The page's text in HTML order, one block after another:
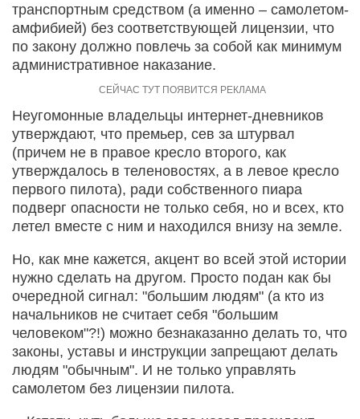
транспортным средством (а именно – самолетом-
амфибией) без соответствующей лицензии, что
по закону должно повлечь за собой как минимум
административное наказание.
Неугомонные владельцы интернет-дневников
утверждают, что премьер, сев за штурвал
(причем не в правое кресло второго, как
утверждалось в теленовостях, а в левое кресло
первого пилота), ради собственного пиара
подверг опасности не только себя, но и всех, кто
летел вместе с ним и находился внизу на земле.
Но, как мне кажется, акцент во всей этой истории
нужно сделать на другом. Просто подан как бы
очередной сигнал: "большим людям" (а кто из
начальников не считает себя "большим
человеком"?!) можно безнаказанно делать то, что
законы, уставы и инструкции запрещают делать
людям "обычным". И не только управлять
самолетом без лицензии пилота.